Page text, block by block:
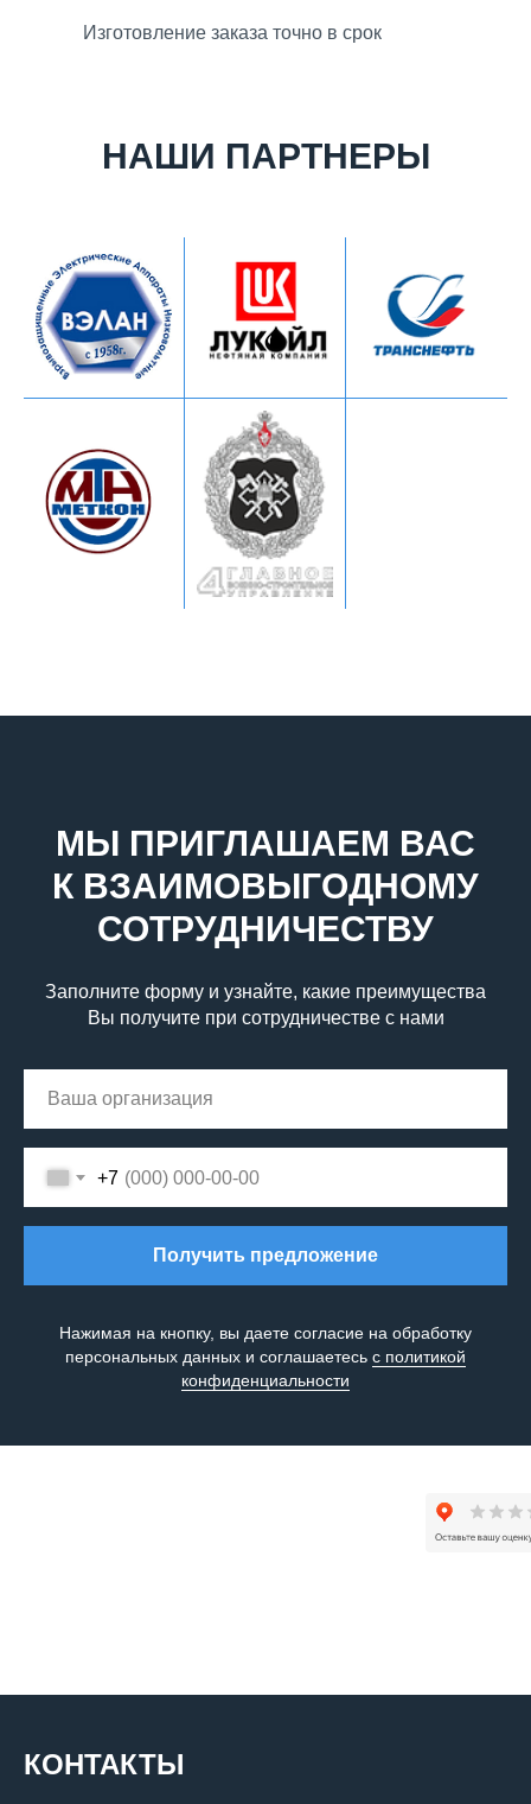
Изготовление заказа точно в срок
НАШИ ПАРТНЕРЫ
МЫ ПРИГЛАШАЕМ ВАС
К ВЗАИМОВЫГОДНОМУ
СОТРУДНИЧЕСТВУ
Заполните форму и узнайте, какие преимущества
Вы получите при сотрудничестве с нами
+7
Получить предложение
Нажимая на кнопку, вы даете согласие на обработку
персональных данных и соглашаетесь c политикой
конфиденциальности
КОНТАКТЫ